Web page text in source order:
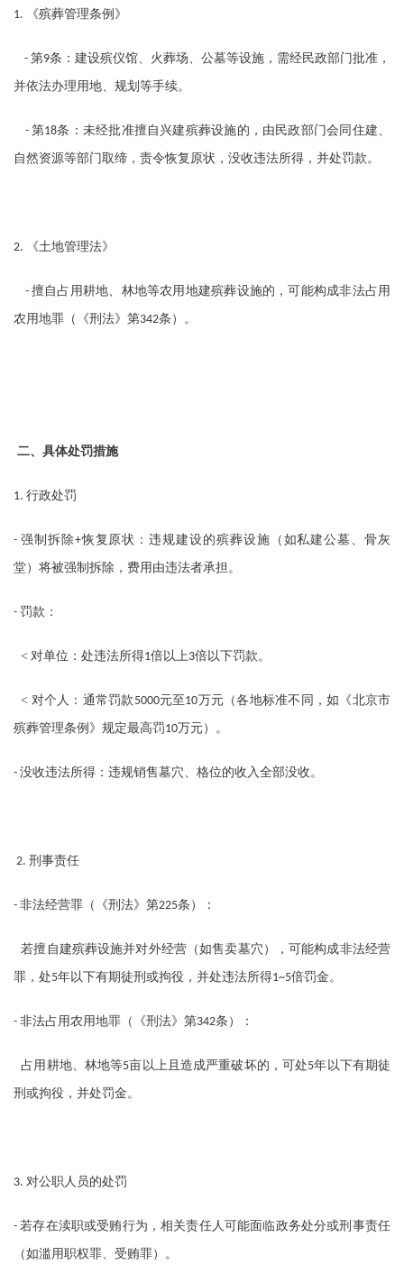
1. 《殡葬管理条例》
- 第9条：建设殡仪馆、火葬场、公墓等设施，需经民政部门批准，
并依法办理用地、规划等手续。
- 第18条：未经批准擅自兴建殡葬设施的，由民政部门会同住建、
自然资源等部门取缔，责令恢复原状，没收违法所得，并处罚款。
2. 《土地管理法》
- 擅自占用耕地、林地等农用地建殡葬设施的，可能构成非法占用
农用地罪（《刑法》第342条）。
二、具体处罚措施
1. 行政处罚
- 强制拆除+恢复原状：违规建设的殡葬设施（如私建公墓、骨灰
堂）将被强制拆除，费用由违法者承担。
- 罚款：
< 对单位：处违法所得1倍以上3倍以下罚款。
< 对个人：通常罚款 5000元至 10万元（各地标准不同，如《北京市
殡葬管理条例》规定最高罚10万元）。
- 没收违法所得：违规销售墓穴、格位的收入全部没收。
2. 刑事责任
- 非法经营罪（《刑法》第225条）：
若擅自建殡葬设施并对外经营（如售卖墓穴），可能构成非法经营
罪，处5年以下有期徒刑或拘役，并处违法所得1~5倍罚金。
- 非法占用农用地罪（《刑法》第342条）：
占用耕地、林地等5亩以上且造成严重破坏的，可处5年以下有期徒
刑或拘役，并处罚金。
3. 对公职人员的处罚
-若存在渎职或受贿行为，相关责任人可能面临政务处分或刑事责任
（如滥用职权罪、受贿罪）。